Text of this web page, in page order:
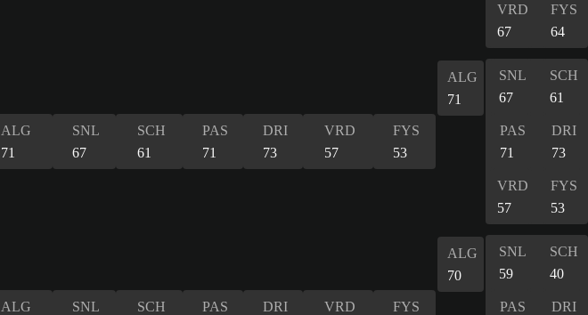
VRD
67
FYS
64
ALG
71
SNL
67
SCH
61
PAS
71
DRI
73
VRD
57
FYS
53
ALG
71
SNL
67
SCH
61
PAS
71
DRI
73
VRD
57
FYS
53
ALG
SNL
SCH
PAS
DRI
VRD
FYS
ALG
70
SNL
59
SCH
40
PAS
DRI